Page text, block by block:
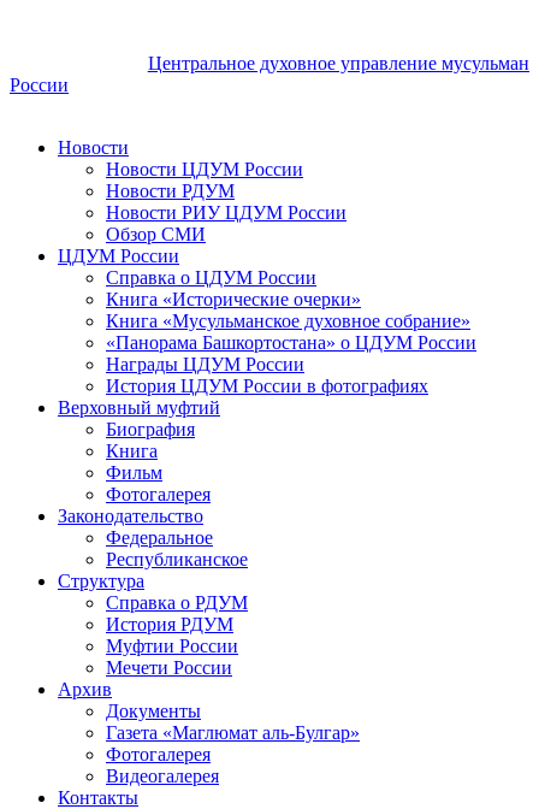
Центральное духовное управление мусульман
России
Новости
Новости ЦДУМ России
Новости РДУМ
Новости РИУ ЦДУМ России
Обзор СМИ
ЦДУМ России
Справка о ЦДУМ России
Книга «Исторические очерки»
Книга «Мусульманское духовное собрание»
«Панорама Башкортостана» о ЦДУМ России
Награды ЦДУМ России
История ЦДУМ России в фотографиях
Верховный муфтий
Биография
Книга
Фильм
Фотогалерея
Законодательство
Федеральное
Республиканское
Структура
Справка о РДУМ
История РДУМ
Муфтии России
Мечети России
Архив
Документы
Газета «Маглюмат аль-Булгар»
Фотогалерея
Видеогалерея
Контакты